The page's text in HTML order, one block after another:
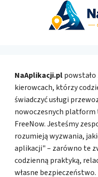
NaAplikacji.pl
kierowcach, którzy
świadczyć usługi
nowoczesnych platform
FreeNow. Jesteśmy
rozumieją wyzwania,
aplikacji" – zarówno te
codzienną praktyką,
własne bezpieczeństwo.